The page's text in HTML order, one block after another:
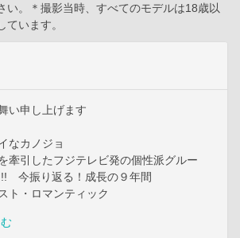
い。＊撮影当時、すべてのモデルは18歳以
ています。
い申し上げます
なカノジョ
牽引したフジテレビ発の個性派グルー
今振り返る！成長の９年間
・ロマンティック